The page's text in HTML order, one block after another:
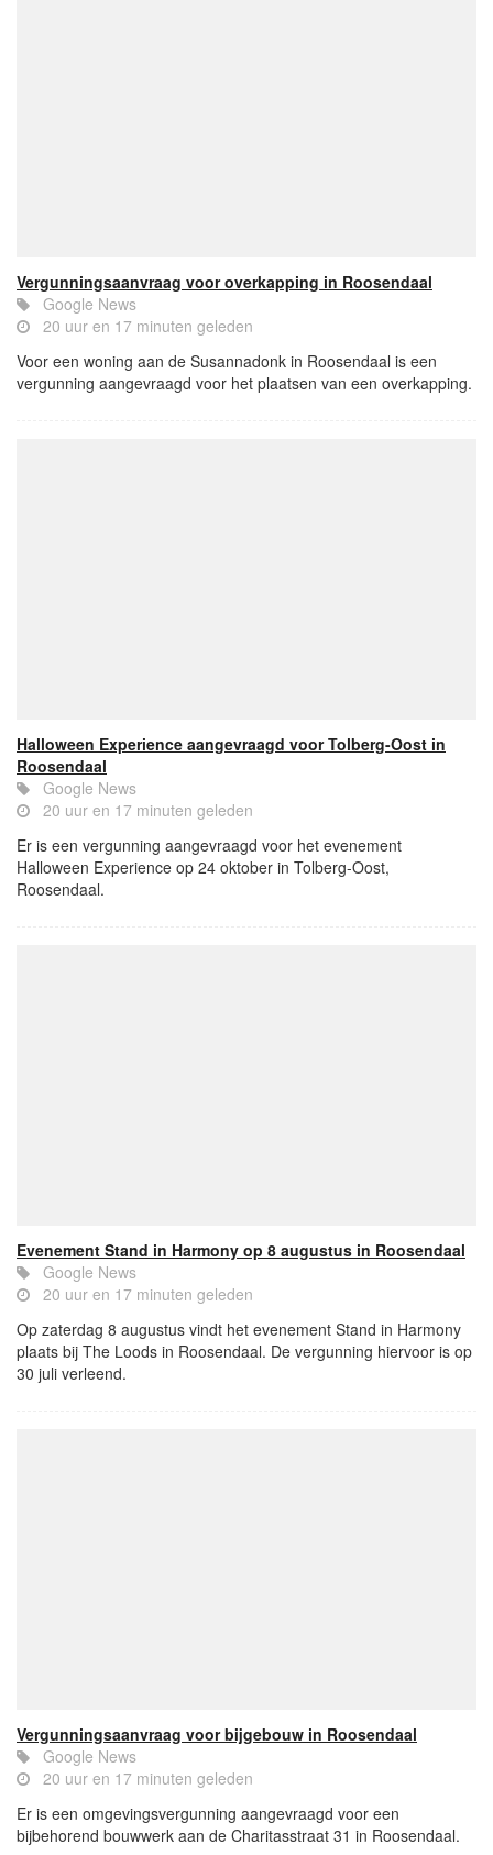
Vergunningsaanvraag voor overkapping in Roosendaal
Google News
20 uur en 17 minuten geleden
Voor een woning aan de Susannadonk in Roosendaal is een
vergunning aangevraagd voor het plaatsen van een overkapping.
Halloween Experience aangevraagd voor Tolberg-Oost in
Roosendaal
Google News
20 uur en 17 minuten geleden
Er is een vergunning aangevraagd voor het evenement
Halloween Experience op 24 oktober in Tolberg-Oost,
Roosendaal.
Evenement Stand in Harmony op 8 augustus in Roosendaal
Google News
20 uur en 17 minuten geleden
Op zaterdag 8 augustus vindt het evenement Stand in Harmony
plaats bij The Loods in Roosendaal. De vergunning hiervoor is op
30 juli verleend.
Vergunningsaanvraag voor bijgebouw in Roosendaal
Google News
20 uur en 17 minuten geleden
Er is een omgevingsvergunning aangevraagd voor een
bijbehorend bouwwerk aan de Charitasstraat 31 in Roosendaal.